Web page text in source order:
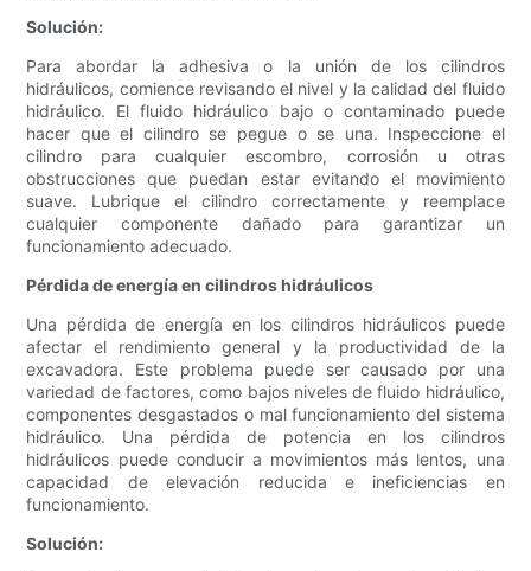
Solución:
Para abordar la adhesiva o la unión de los cilindros
hidráulicos, comience revisando el nivel y la calidad del fluido
hidráulico. El fluido hidráulico bajo o contaminado puede
hacer que el cilindro se pegue o se una. Inspeccione el
cilindro para cualquier escombro, corrosión u otras
obstrucciones que puedan estar evitando el movimiento
suave. Lubrique el cilindro correctamente y reemplace
cualquier componente dañado para garantizar un
funcionamiento adecuado.
Pérdida de energía en cilindros hidráulicos
Una pérdida de energía en los cilindros hidráulicos puede
afectar el rendimiento general y la productividad de la
excavadora. Este problema puede ser causado por una
variedad de factores, como bajos niveles de fluido hidráulico,
componentes desgastados o mal funcionamiento del sistema
hidráulico. Una pérdida de potencia en los cilindros
hidráulicos puede conducir a movimientos más lentos, una
capacidad de elevación reducida e ineficiencias en
funcionamiento.
Solución: